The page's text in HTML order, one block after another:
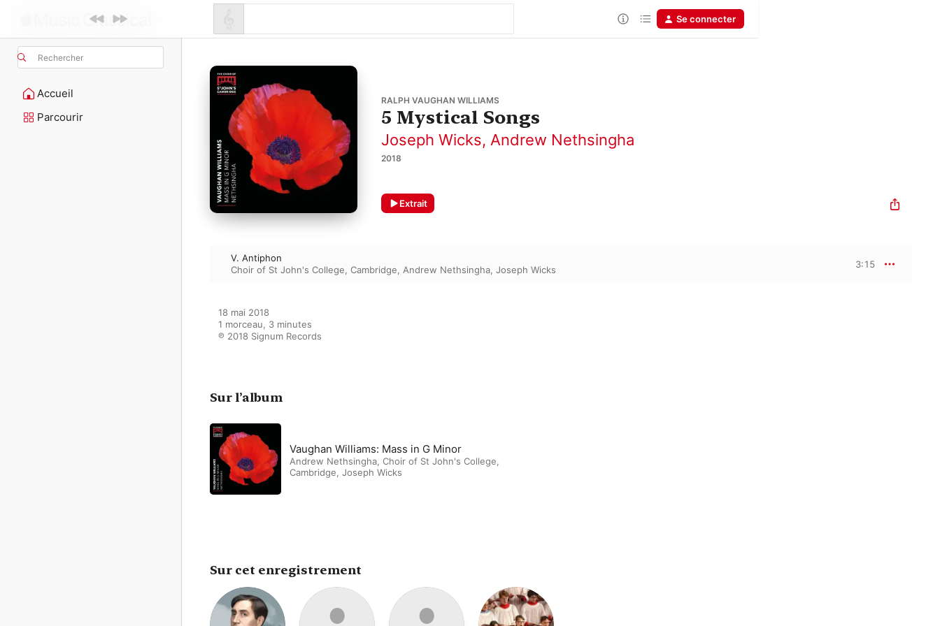
Rechercher
Accueil
Parcourir
Se connecter
RALPH VAUGHAN WILLIAMS
5 Mystical Songs
Joseph Wicks, Andrew Nethsingha
2018
Extrait
V. Antiphon
Choir of St John's College, Cambridge, Andrew Nethsingha, Joseph Wicks
3:15
18 mai 2018
1 morceau, 3 minutes
℗ 2018 Signum Records
Sur l’album
Vaughan Williams: Mass in G Minor
Andrew Nethsingha, Choir of St John's College,
Cambridge, Joseph Wicks
Sur cet enregistrement